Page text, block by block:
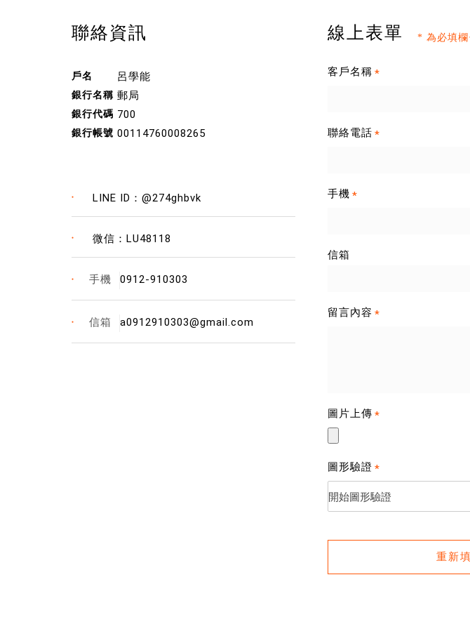
聯絡資訊
0912-910303
a0912910303@gmail.com
呂學能
郵局
700
00114760008265
LINE ID： @274ghbvk
微信： LU48118
線上表單 * 為必填欄
*
客戶名稱
*
聯絡電話
*
手機
信箱
*
留言內容
*
圖片上傳
*
圖形驗證
開始圖形驗證